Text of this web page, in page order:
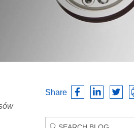
Share